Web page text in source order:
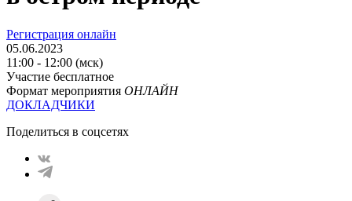
Регистрация онлайн
05.06.2023
11:00 - 12:00 (мск)
Участие бесплатное
Формат мероприятия ОНЛАЙН
ДОКЛАДЧИКИ
Поделиться в соцсетях